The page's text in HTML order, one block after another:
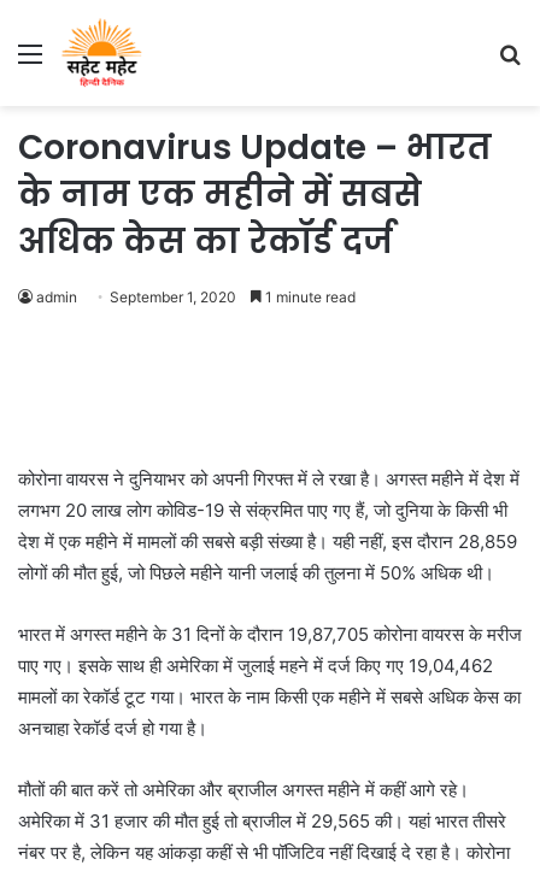
Menu
Coronavirus Update – भारत
के नाम एक महीने में सबसे
अधिक केस का रेकॉर्ड दर्ज
admin September 1, 2020 1 minute read
कोरोना वायरस ने दुनियाभर को अपनी गिरफ्त में ले रखा है। अगस्त महीने में देश में
लगभग 20 लाख लोग कोविड-19 से संक्रमित पाए गए हैं, जो दुनिया के किसी भी
देश में एक महीने में मामलों की सबसे बड़ी संख्या है। यही नहीं, इस दौरान 28,859
लोगों की मौत हुई, जो पिछले महीने यानी जलाई की तुलना में 50% अधिक थी।
भारत में अगस्त महीने के 31 दिनों के दौरान 19,87,705 कोरोना वायरस के मरीज
पाए गए। इसके साथ ही अमेरिका में जुलाई महने में दर्ज किए गए 19,04,462
मामलों का रेकॉर्ड टूट गया। भारत के नाम किसी एक महीने में सबसे अधिक केस का
अनचाहा रेकॉर्ड दर्ज हो गया है।
मौतों की बात करें तो अमेरिका और ब्राजील अगस्त महीने में कहीं आगे रहे।
अमेरिका में 31 हजार की मौत हुई तो ब्राजील में 29,565 की। यहां भारत तीसरे
नंबर पर है, लेकिन यह आंकड़ा कहीं से भी पॉजिटिव नहीं दिखाई दे रहा है। कोरोना